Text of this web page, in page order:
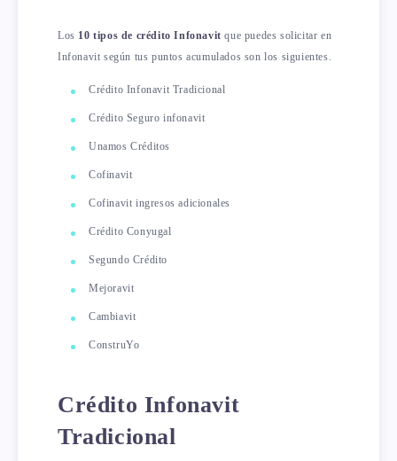
Los 10 tipos de crédito Infonavit que puedes solicitar en
Infonavit según tus puntos acumulados son los siguientes.
Crédito Infonavit Tradicional
Crédito Seguro infonavit
Unamos Créditos
Cofinavit
Cofinavit ingresos adicionales
Crédito Conyugal
Segundo Crédito
Mejoravit
Cambiavit
ConstruYo
Crédito Infonavit
Tradicional